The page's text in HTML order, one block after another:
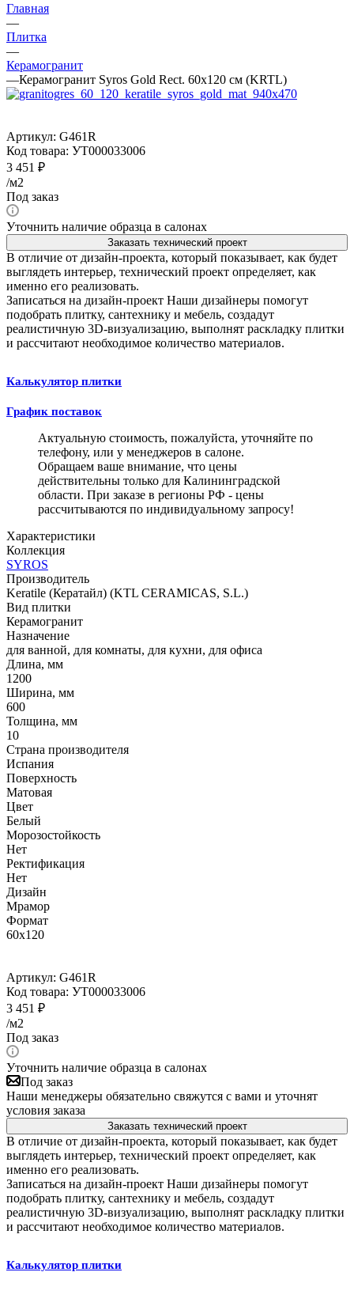
Главная
—
Плитка
—
Керамогранит
—Керамогранит Syros Gold Rect. 60x120 см (KRTL)
Артикул: G461R
Код товара: УТ000033006
3 451 ₽
/м2
Под заказ
Уточнить наличие образца в салонах
Заказать технический проект
В отличие от дизайн-проекта, который показывает, как будет
выглядеть интерьер, технический проект определяет, как
именно его реализовать.
Записаться на дизайн-проект Наши дизайнеры помогут
подобрать плитку, сантехнику и мебель, создадут
реалистичную 3D-визуализацию, выполнят раскладку плитки
и рассчитают необходимое количество материалов.
Калькулятор плитки
График поставок
Актуальную стоимость, пожалуйста, уточняйте по
телефону, или у менеджеров в салоне.
Обращаем ваше внимание, что цены
действительны только для Калининградской
области. При заказе в регионы РФ - цены
рассчитываются по индивидуальному запросу!
Характеристики
Коллекция
SYROS
Производитель
Keratile (Кератайл) (KTL CERAMICAS, S.L.)
Вид плитки
Керамогранит
Назначение
для ванной, для комнаты, для кухни, для офиса
Длина, мм
1200
Ширина, мм
600
Толщина, мм
10
Страна производителя
Испания
Поверхность
Матовая
Цвет
Белый
Морозостойкость
Нет
Ректификация
Нет
Дизайн
Мрамор
Формат
60x120
Артикул: G461R
Код товара: УТ000033006
3 451 ₽
/м2
Под заказ
Уточнить наличие образца в салонах
Под заказ
Наши менеджеры обязательно свяжутся с вами и уточнят
условия заказа
Заказать технический проект
В отличие от дизайн-проекта, который показывает, как будет
выглядеть интерьер, технический проект определяет, как
именно его реализовать.
Записаться на дизайн-проект Наши дизайнеры помогут
подобрать плитку, сантехнику и мебель, создадут
реалистичную 3D-визуализацию, выполнят раскладку плитки
и рассчитают необходимое количество материалов.
Калькулятор плитки